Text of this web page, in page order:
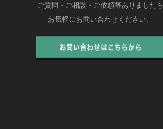
ご質問・ご相談・ご依頼等ありましたら
お気軽にお問い合わせください。